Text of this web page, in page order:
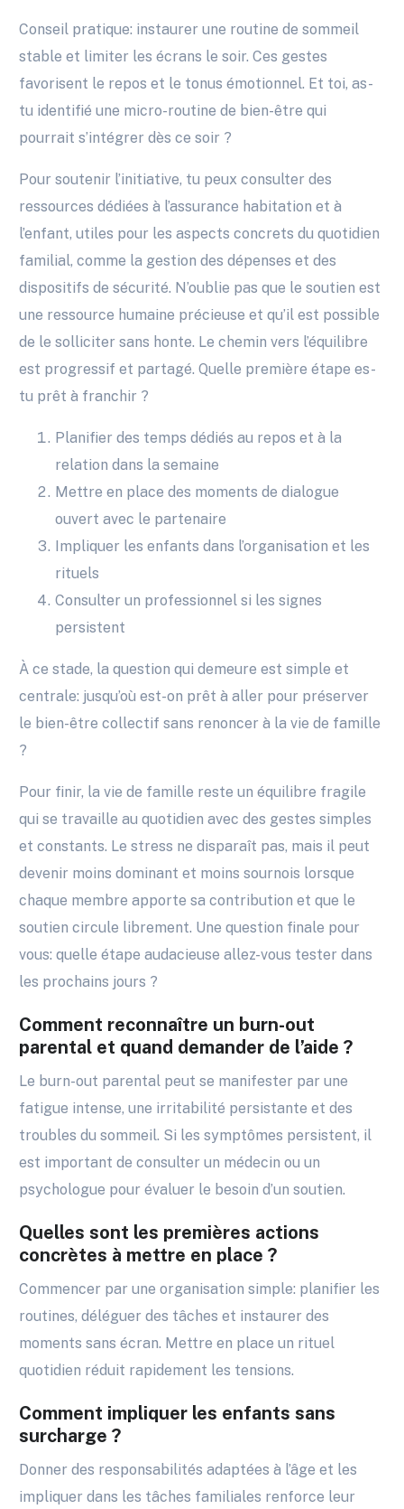
Conseil pratique: instaurer une routine de sommeil
stable et limiter les écrans le soir. Ces gestes
favorisent le repos et le tonus émotionnel. Et toi, as-
tu identifié une micro-routine de bien-être qui
pourrait s’intégrer dès ce soir ?
Pour soutenir l’initiative, tu peux consulter des
ressources dédiées à l’assurance habitation et à
l’enfant, utiles pour les aspects concrets du quotidien
familial, comme la gestion des dépenses et des
dispositifs de sécurité. N’oublie pas que le soutien est
une ressource humaine précieuse et qu’il est possible
de le solliciter sans honte. Le chemin vers l’équilibre
est progressif et partagé. Quelle première étape es-
tu prêt à franchir ?
Planifier des temps dédiés au repos et à la
relation dans la semaine
Mettre en place des moments de dialogue
ouvert avec le partenaire
Impliquer les enfants dans l’organisation et les
rituels
Consulter un professionnel si les signes
persistent
À ce stade, la question qui demeure est simple et
centrale: jusqu’où est-on prêt à aller pour préserver
le bien-être collectif sans renoncer à la vie de famille
?
Pour finir, la vie de famille reste un équilibre fragile
qui se travaille au quotidien avec des gestes simples
et constants. Le stress ne disparaît pas, mais il peut
devenir moins dominant et moins sournois lorsque
chaque membre apporte sa contribution et que le
soutien circule librement. Une question finale pour
vous: quelle étape audacieuse allez-vous tester dans
les prochains jours ?
Comment reconnaître un burn-out
parental et quand demander de l’aide ?
Le burn-out parental peut se manifester par une
fatigue intense, une irritabilité persistante et des
troubles du sommeil. Si les symptômes persistent, il
est important de consulter un médecin ou un
psychologue pour évaluer le besoin d’un soutien.
Quelles sont les premières actions
concrètes à mettre en place ?
Commencer par une organisation simple: planifier les
routines, déléguer des tâches et instaurer des
moments sans écran. Mettre en place un rituel
quotidien réduit rapidement les tensions.
Comment impliquer les enfants sans
surcharge ?
Donner des responsabilités adaptées à l’âge et les
impliquer dans les tâches familiales renforce leur